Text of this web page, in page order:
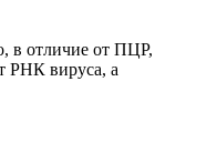
в отличие от ПЦР,
РНК вируса, а